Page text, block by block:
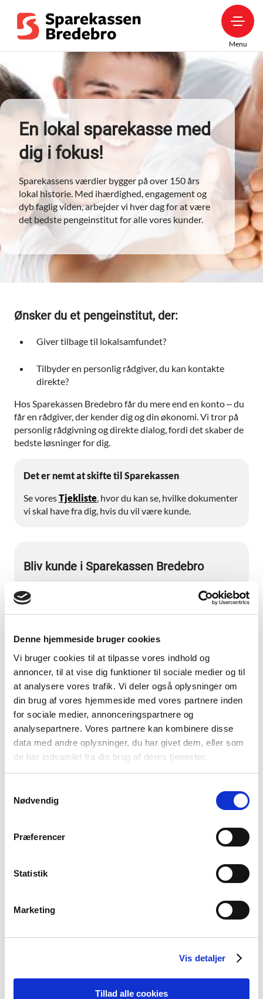
Denne hjemmeside bruger cookies
Vi bruger cookies til at tilpasse vores indhold og
annoncer, til at vise dig funktioner til sociale medier og til
at analysere vores trafik. Vi deler også oplysninger om
din brug af vores hjemmeside med vores partnere inden
for sociale medier, annonceringspartnere og
analysepartnere. Vores partnere kan kombinere disse
data med andre oplysninger, du har givet dem, eller som
de har indsamlet fra din brug af deres tjenester.
Nødvendig
Præferencer
Statistik
Marketing
Vis detaljer
Tillad alle cookies
Menu
En lokal sparekasse med
dig i fokus!
Sparekassens værdier bygger på over 150 års
lokal historie. Med ihærdighed, engagement og
dyb faglig viden, arbejder vi hver dag for at være
det bedste pengeinstitut for alle vores kunder.
Ønsker du et pengeinstitut, der:
Giver tilbage til lokalsamfundet?
Tilbyder en personlig rådgiver, du kan kontakte
direkte?
Hos Sparekassen Bredebro får du mere end en konto – du
får en rådgiver, der kender dig og din økonomi. Vi tror på
personlig rådgivning og direkte dialog, fordi det skaber de
bedste løsninger for dig.
Det er nemt at skifte til Sparekassen
Se voresTjekliste , hvor du kan se, hvilke dokumenter
vi skal have fra dig, hvis du vil være kunde.
Bliv kunde i Sparekassen Bredebro
Hvad kan vi hjælpe dig med?
Jeg er interesseret i at blive (vælg alle relevante):
Privatkunde
Erhvervskunde
Foreningskunde